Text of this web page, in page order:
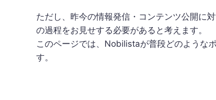
ただし、昨今の情報発信・コンテンツ公開に
の過程をお見せする必要があると考えます。
このページでは、Nobilistaが普段どのような
す。